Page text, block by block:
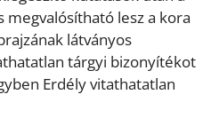
megvalósítható lesz a kora
látványos
tárgyi bizonyítékot
Erdély vitathatatlan